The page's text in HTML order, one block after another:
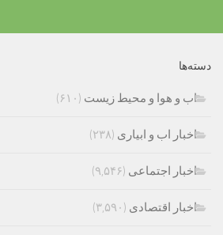
دسته‌ها
اب و هوا و محیط زیست (۶۱۰)
اخبار اب و ابیاری (۲۳۸)
اخبار اجتماعی (۹,۵۴۶)
اخبار اقتصادی (۳,۵۹۰)